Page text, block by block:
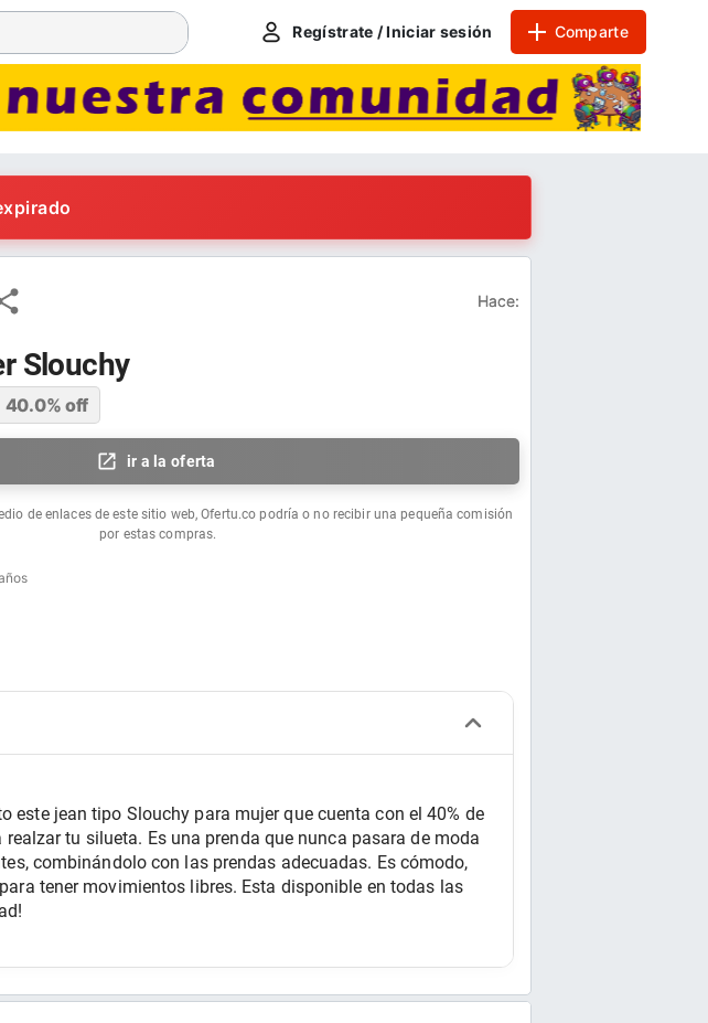
Regístrate / Iniciar sesión Comparte
Hace:
Slouchy
40.0% off
ir a la oferta
de enlaces de este sitio web, Ofertu.co podría o no recibir una pequeña comisión
por estas compras.
este jean tipo Slouchy para mujer que cuenta con el 40% de
tu silueta. Es una prenda que nunca pasara de moda
combinándolo con las prendas adecuadas. Es cómodo,
tener movimientos libres. Esta disponible en todas las